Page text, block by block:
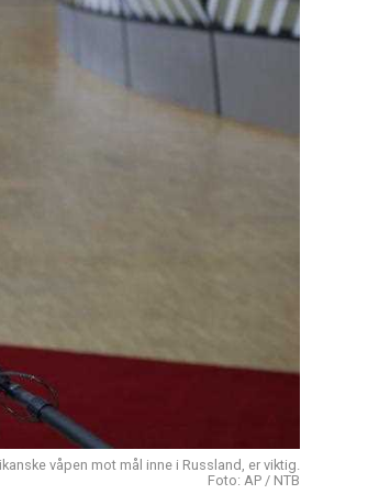
våpen mot mål inne i Russland, er viktig.
Foto: AP / NTB